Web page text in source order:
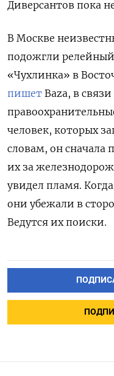
Диверсантов пока
В Москве
подожгли
«Чухлинка» в
пишет Baza, в
человек, которых
словам, он сначала
их за
увидел пламя.
они убежали в
Ведутся их поиски.